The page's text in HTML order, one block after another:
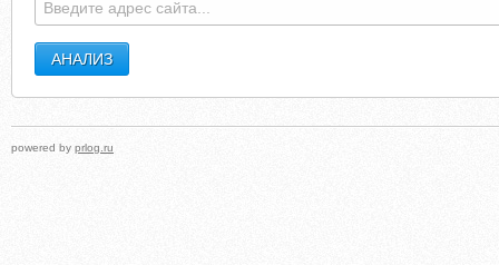
powered by prlog.ru